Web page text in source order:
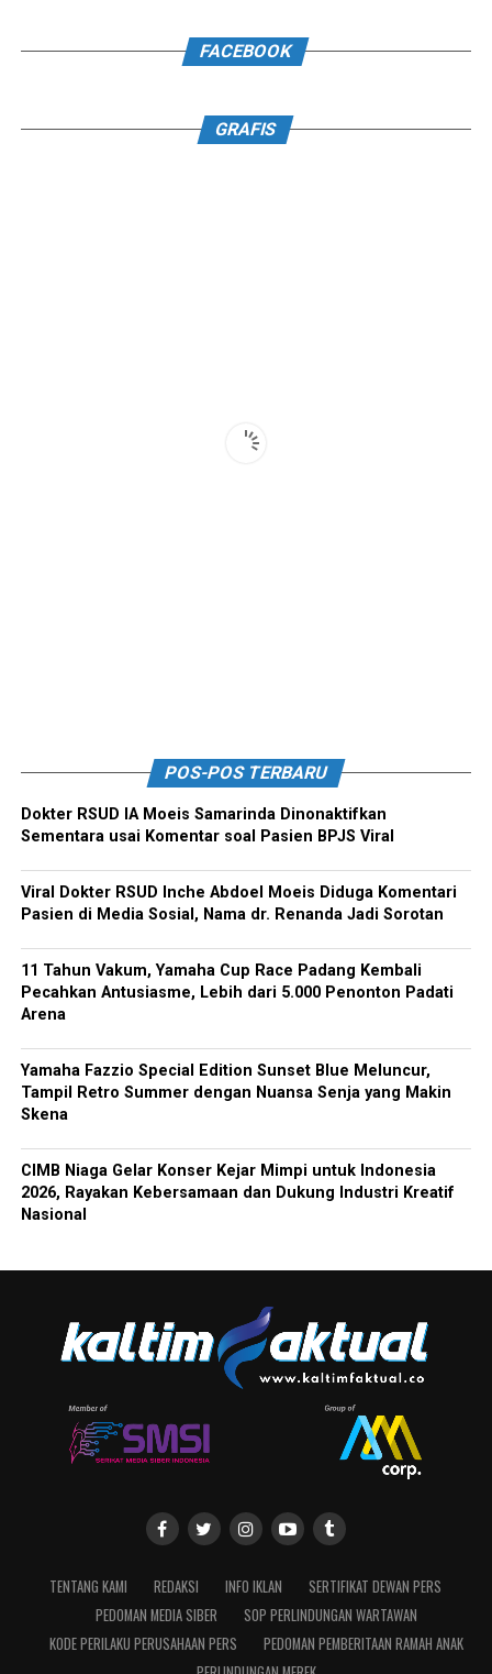
FACEBOOK
GRAFIS
POS-POS TERBARU
Dokter RSUD IA Moeis Samarinda Dinonaktifkan
Sementara usai Komentar soal Pasien BPJS Viral
Viral Dokter RSUD Inche Abdoel Moeis Diduga Komentari
Pasien di Media Sosial, Nama dr. Renanda Jadi Sorotan
11 Tahun Vakum, Yamaha Cup Race Padang Kembali
Pecahkan Antusiasme, Lebih dari 5.000 Penonton Padati
Arena
Yamaha Fazzio Special Edition Sunset Blue Meluncur,
Tampil Retro Summer dengan Nuansa Senja yang Makin
Skena
CIMB Niaga Gelar Konser Kejar Mimpi untuk Indonesia
2026, Rayakan Kebersamaan dan Dukung Industri Kreatif
Nasional
TENTANG KAMI REDAKSI INFO IKLAN
SERTIFIKAT DEWAN PERS
PEDOMAN MEDIA SIBER
SOP PERLINDUNGAN WARTAWAN
KODE PERILAKU PERUSAHAAN PERS
PEDOMAN PEMBERITAAN RAMAH ANAK